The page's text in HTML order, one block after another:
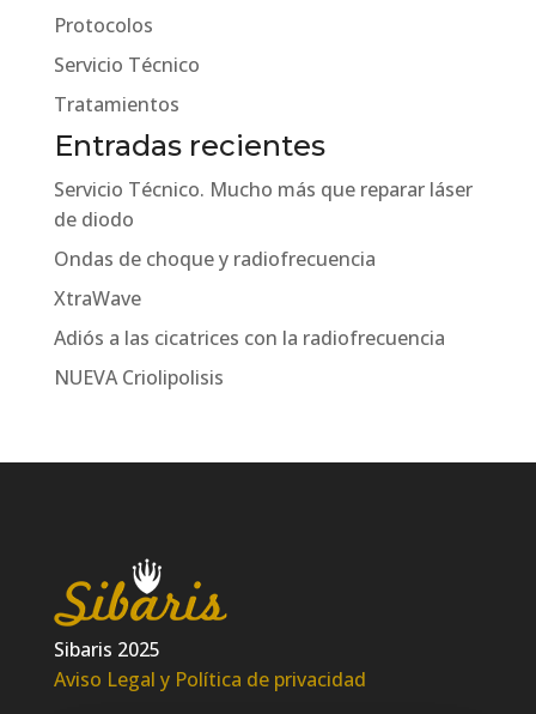
Protocolos
Servicio Técnico
Tratamientos
Entradas recientes
Servicio Técnico. Mucho más que reparar láser
de diodo
Ondas de choque y radiofrecuencia
XtraWave
Adiós a las cicatrices con la radiofrecuencia
NUEVA Criolipolisis
Sibaris 2025
Aviso Legal y Política de privacidad